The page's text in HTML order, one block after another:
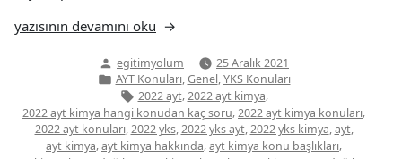
“AYT
yazısının devamını oku
Yazan:
egitimyolum
25 Aralık 2021
Yazı
kategorisi
AYT Konuları,Genel,YKS Konuları
Etiketler:
2022 ayt,2022 ayt kimya,
2022 ayt kimya hangi konudan kaç soru,2022 ayt kimya konuları,
2022 ayt konuları,2022 yks,2022 yks ayt,2022 yks kimya,ayt,
ayt kimya,ayt kimya hakkında,ayt kimya konu başlıkları,